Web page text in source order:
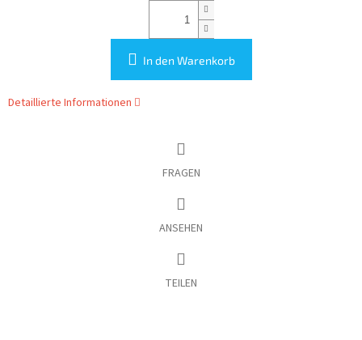
In den Warenkorb
Detaillierte Informationen
FRAGEN
ANSEHEN
TEILEN